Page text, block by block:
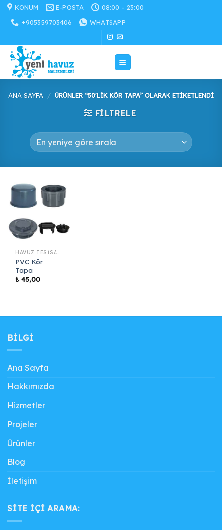
İçeriğe
atla
KONUM E-POSTA
08:00 - 23:00
+905359703406
WHATSAPP
ANA SAYFA / ÜRÜNLER “50'LIK KÖR TAPA” OLARAK ETIKETLENDI
FILTRELE
HAVUZ TESISAT MALZEMELERI
PVC Kör
Tapa
₺ 45,00
BILGI
Ana Sayfa
Hakkımızda
Hizmetler
Projeler
Ürünler
Blog
İletişim
SITE IÇI ARAMA: